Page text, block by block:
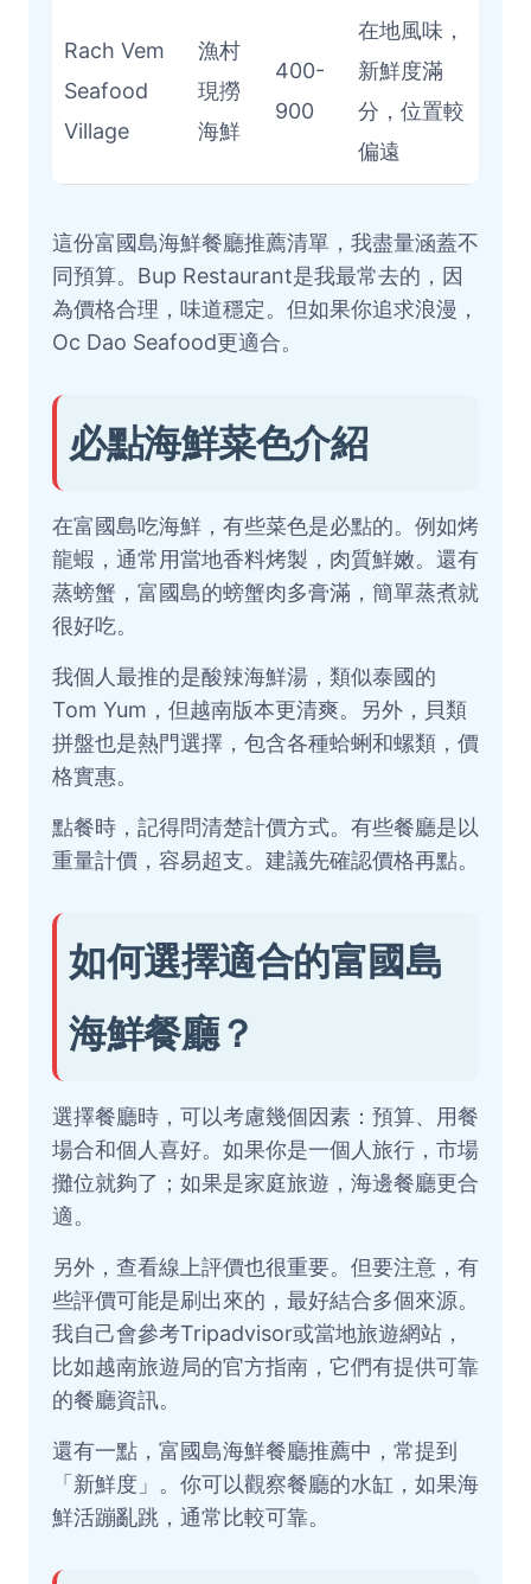
Rach Vem
Seafood
Village
漁村
現撈
海鮮
400-
900
在地風味，
新鮮度滿
分，位置較
偏遠
這份富國島海鮮餐廳推薦清單，我盡量涵蓋不
同預算。Bup Restaurant是我最常去的，因
為價格合理，味道穩定。但如果你追求浪漫，
Oc Dao Seafood更適合。
必點海鮮菜色介紹
在富國島吃海鮮，有些菜色是必點的。例如烤
龍蝦，通常用當地香料烤製，肉質鮮嫩。還有
蒸螃蟹，富國島的螃蟹肉多膏滿，簡單蒸煮就
很好吃。
我個人最推的是酸辣海鮮湯，類似泰國的
Tom Yum，但越南版本更清爽。另外，貝類
拼盤也是熱門選擇，包含各種蛤蜊和螺類，價
格實惠。
點餐時，記得問清楚計價方式。有些餐廳是以
重量計價，容易超支。建議先確認價格再點。
如何選擇適合的富國島
海鮮餐廳？
選擇餐廳時，可以考慮幾個因素：預算、用餐
場合和個人喜好。如果你是一個人旅行，市場
攤位就夠了；如果是家庭旅遊，海邊餐廳更合
適。
另外，查看線上評價也很重要。但要注意，有
些評價可能是刷出來的，最好結合多個來源。
我自己會參考Tripadvisor或當地旅遊網站，
比如越南旅遊局的官方指南，它們有提供可靠
的餐廳資訊。
還有一點，富國島海鮮餐廳推薦中，常提到
「新鮮度」。你可以觀察餐廳的水缸，如果海
鮮活蹦亂跳，通常比較可靠。